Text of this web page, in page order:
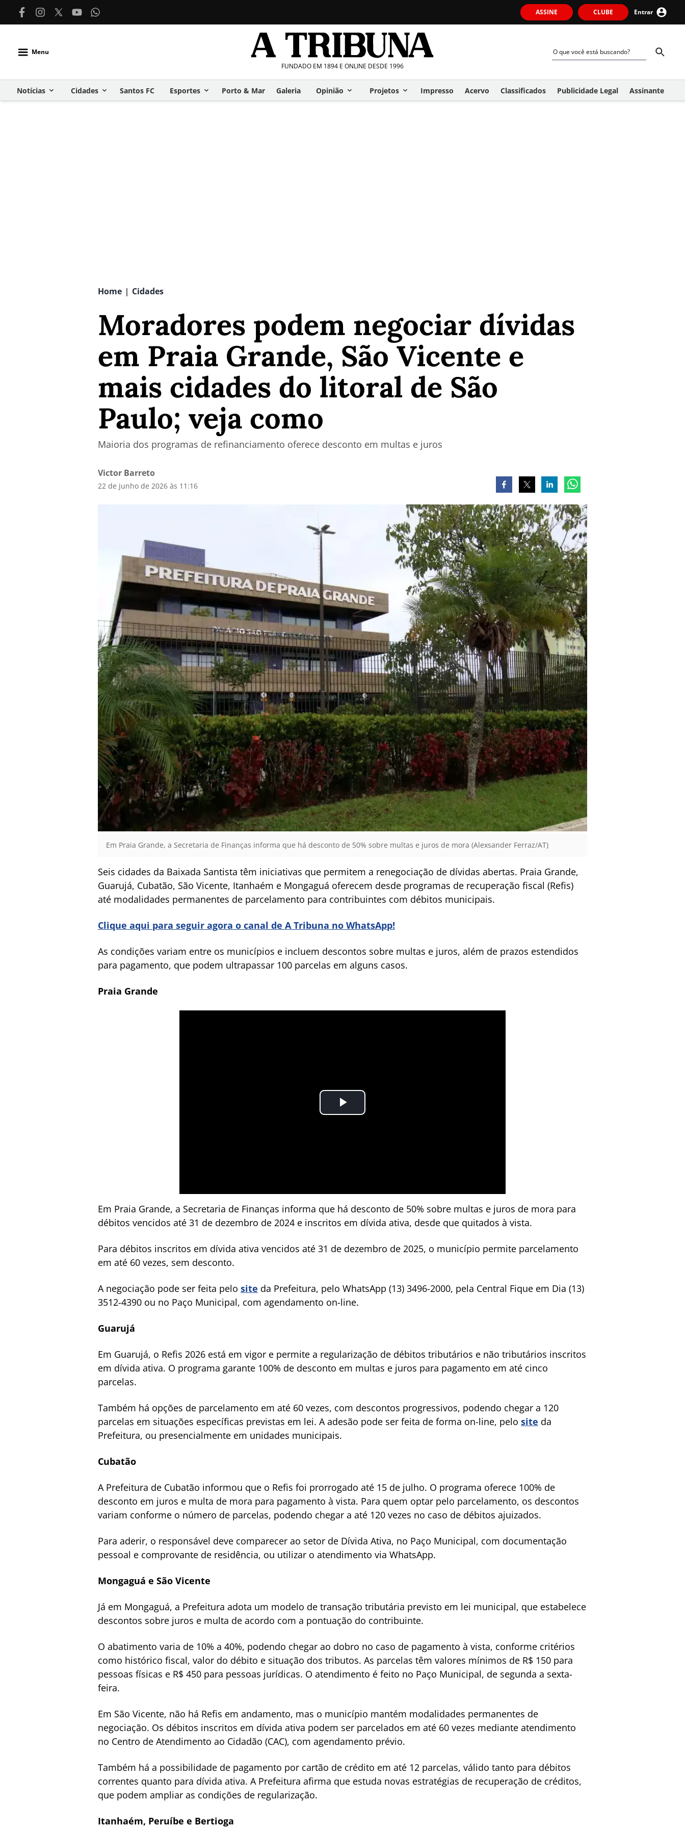
ASSINE CLUBE Entrar
Menu
FUNDADO EM 1894 E ONLINE DESDE 1996
Notícias Cidades Santos FC Esportes Porto & Mar Galeria Opinião Projetos Impresso Acervo Classificados Publicidade Legal Assinante
Home | Cidades
Moradores podem negociar dívidas
em Praia Grande, São Vicente e
mais cidades do litoral de São
Paulo; veja como
Maioria dos programas de refinanciamento oferece desconto em multas e juros
Victor Barreto
22 de junho de 2026 às 11:16
Em Praia Grande, a Secretaria de Finanças informa que há desconto de 50% sobre multas e juros de mora (Alexsander Ferraz/AT)
Seis cidades da Baixada Santista têm iniciativas que permitem a renegociação de dívidas abertas. Praia Grande,
Guarujá, Cubatão, São Vicente, Itanhaém e Mongaguá oferecem desde programas de recuperação fiscal (Refis)
até modalidades permanentes de parcelamento para contribuintes com débitos municipais.
Clique aqui para seguir agora o canal de A Tribuna no WhatsApp!
As condições variam entre os municípios e incluem descontos sobre multas e juros, além de prazos estendidos
para pagamento, que podem ultrapassar 100 parcelas em alguns casos.
Praia Grande
Em Praia Grande, a Secretaria de Finanças informa que há desconto de 50% sobre multas e juros de mora para
débitos vencidos até 31 de dezembro de 2024 e inscritos em dívida ativa, desde que quitados à vista.
Para débitos inscritos em dívida ativa vencidos até 31 de dezembro de 2025, o município permite parcelamento
em até 60 vezes, sem desconto.
A negociação pode ser feita pelo site da Prefeitura, pelo WhatsApp (13) 3496-2000, pela Central Fique em Dia (13)
3512-4390 ou no Paço Municipal, com agendamento on-line.
Guarujá
Em Guarujá, o Refis 2026 está em vigor e permite a regularização de débitos tributários e não tributários inscritos
em dívida ativa. O programa garante 100% de desconto em multas e juros para pagamento em até cinco
parcelas.
Também há opções de parcelamento em até 60 vezes, com descontos progressivos, podendo chegar a 120
parcelas em situações específicas previstas em lei. A adesão pode ser feita de forma on-line, pelo site da
Prefeitura, ou presencialmente em unidades municipais.
Cubatão
A Prefeitura de Cubatão informou que o Refis foi prorrogado até 15 de julho. O programa oferece 100% de
desconto em juros e multa de mora para pagamento à vista. Para quem optar pelo parcelamento, os descontos
variam conforme o número de parcelas, podendo chegar a até 120 vezes no caso de débitos ajuizados.
Para aderir, o responsável deve comparecer ao setor de Dívida Ativa, no Paço Municipal, com documentação
pessoal e comprovante de residência, ou utilizar o atendimento via WhatsApp.
Mongaguá e São Vicente
Já em Mongaguá, a Prefeitura adota um modelo de transação tributária previsto em lei municipal, que estabelece
descontos sobre juros e multa de acordo com a pontuação do contribuinte.
O abatimento varia de 10% a 40%, podendo chegar ao dobro no caso de pagamento à vista, conforme critérios
como histórico fiscal, valor do débito e situação dos tributos. As parcelas têm valores mínimos de R$ 150 para
pessoas físicas e R$ 450 para pessoas jurídicas. O atendimento é feito no Paço Municipal, de segunda a sexta-
feira.
Em São Vicente, não há Refis em andamento, mas o município mantém modalidades permanentes de
negociação. Os débitos inscritos em dívida ativa podem ser parcelados em até 60 vezes mediante atendimento
no Centro de Atendimento ao Cidadão (CAC), com agendamento prévio.
Também há a possibilidade de pagamento por cartão de crédito em até 12 parcelas, válido tanto para débitos
correntes quanto para dívida ativa. A Prefeitura afirma que estuda novas estratégias de recuperação de créditos,
que podem ampliar as condições de regularização.
Itanhaém, Peruíbe e Bertioga